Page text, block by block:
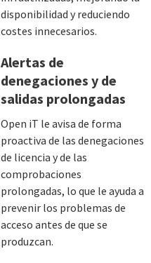
disponibilidad y reduciendo
costes innecesarios.
Alertas de
denegaciones y de
salidas prolongadas
Open iT le avisa de forma
proactiva de las denegaciones
de licencia y de las
comprobaciones
prolongadas, lo que le ayuda a
prevenir los problemas de
acceso antes de que se
produzcan.